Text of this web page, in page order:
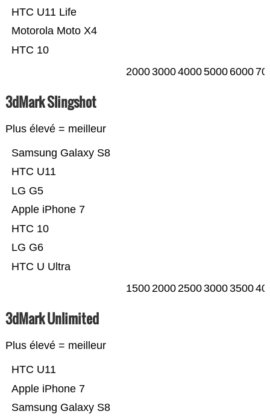
HTC 10
Motorola Moto X4
HTC U11 Life
2000300040005000 6000
3dMark Slingshot
Plus élevé = meilleur
HTC U Ultra
LG G6
HTC 10
Apple iPhone 7
LG G5
HTC U11
Samsung Galaxy S8
15002000250030003500
3dMark Unlimited
Plus élevé = meilleur
Samsung Galaxy S8
Apple iPhone 7
HTC U11